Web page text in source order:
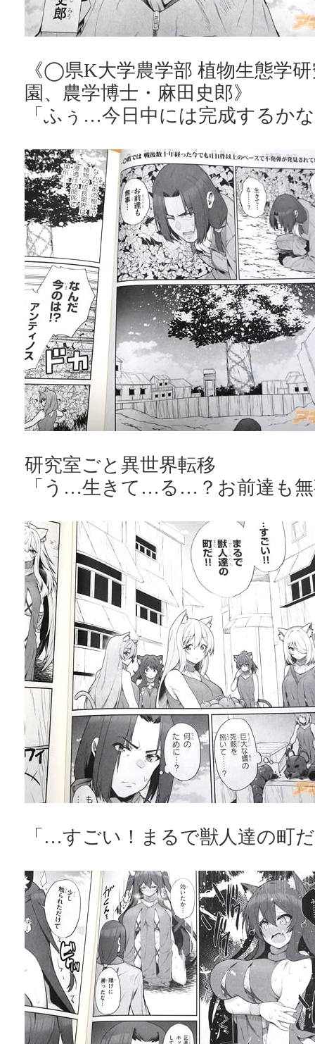
《◯県K大学農学部 植物生態学
園、農学博士・麻田史郎》
「ふぅ…今日中には完成するか
研究室ごと異世界転移
「う…生きて…る…？お前達も
「…すごい！まるで獣人達の町